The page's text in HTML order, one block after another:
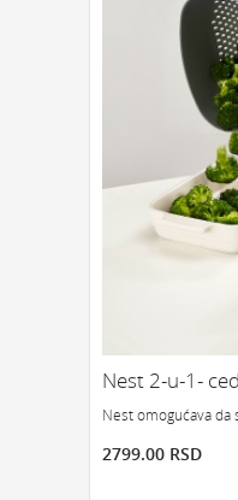
Nest 2-u-1-
Nest omogućava da
2799.00 RSD